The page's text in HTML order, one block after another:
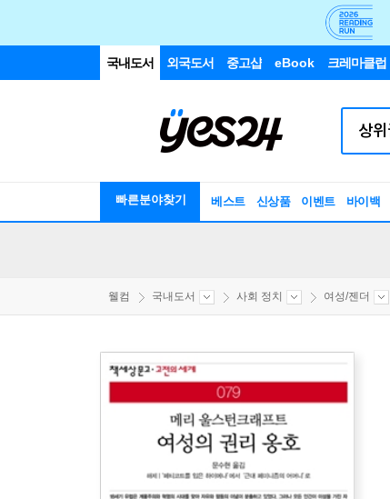
국내도서 외국도서 중고샵 eBook 크레마클럽
빠른분야찾기 베스트 신상품 이벤트 바이백
웰컴 국내도서 사회 정치 여성/젠더